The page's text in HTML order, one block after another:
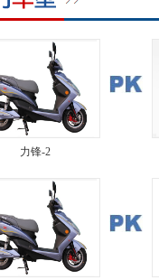
力锋-2